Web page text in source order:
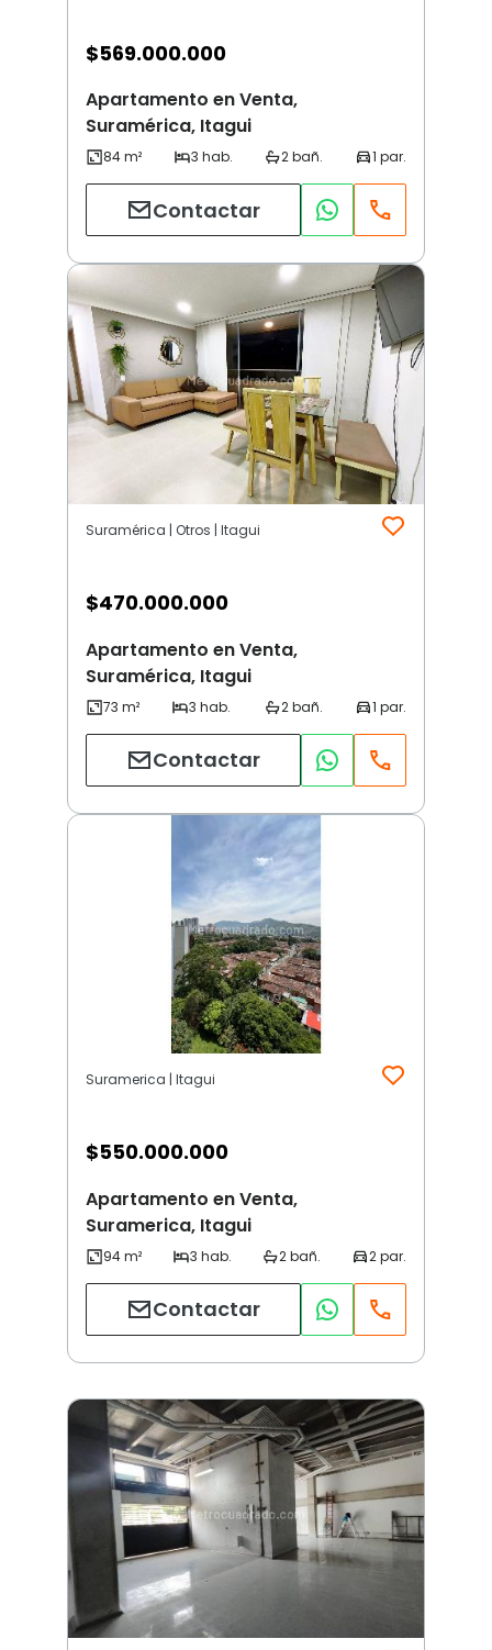
$569.000.000
Apartamento en Venta,
Suramérica, Itagui
Contactar
Suramérica | Otros | Itagui
$470.000.000
Apartamento en Venta,
Suramérica, Itagui
Contactar
Suramerica | Itagui
$550.000.000
Apartamento en Venta,
Suramerica, Itagui
Contactar